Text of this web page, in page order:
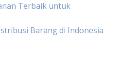
Terbaik untuk
Barang di Indonesia